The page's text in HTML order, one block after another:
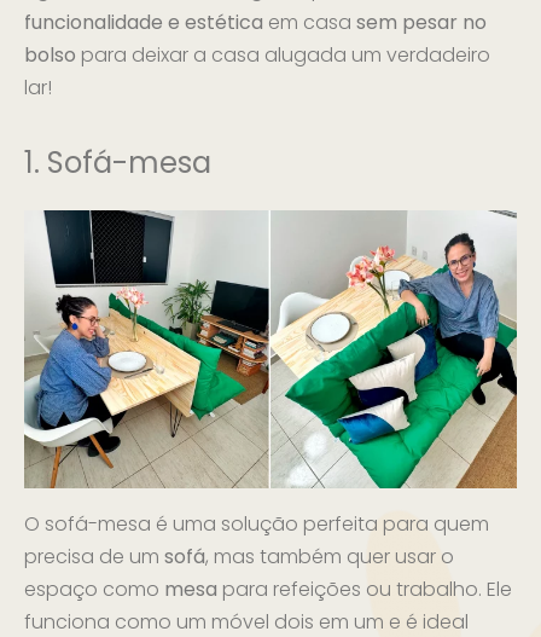
funcionalidade e estética em casa sem pesar no
bolso para deixar a casa alugada um verdadeiro
lar!
1. Sofá-mesa
O sofá-mesa é uma solução perfeita para quem
precisa de um sofá, mas também quer usar o
espaço como mesa para refeições ou trabalho. Ele
funciona como um móvel dois em um e é ideal